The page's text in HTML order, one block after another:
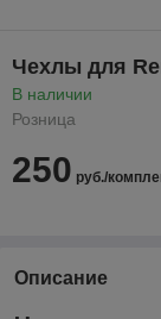
Чехлы для
В наличии
Розница
250 руб./
Описание